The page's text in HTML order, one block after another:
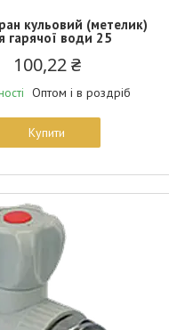
кульовий (метелик)
гарячої води 25
100,22 ₴
Оптом і в роздріб
Купити